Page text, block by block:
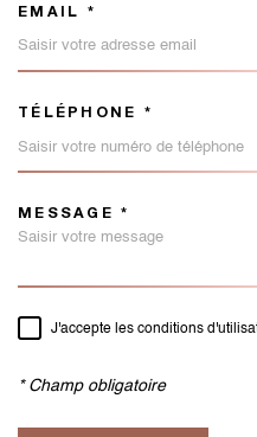
EMAIL *
TÉLÉPHONE *
MESSAGE *
J'accepte les conditions
* Champ obligatoire